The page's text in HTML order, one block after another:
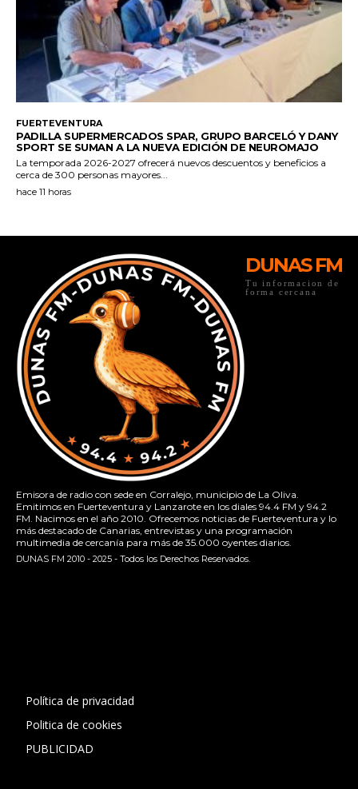
DUNAS FM
Tu informacion de
forma cercana
Emisora de radio con sede en Corralejo, municipio de La Oliva.
Emitimos en Fuerteventura y Lanzarote en los diales 94.4 FM y 94.2
FM. Nacimos en el año 2010. Ofrecemos noticias de Fuerteventura y lo
más destacado de Canarias, entrevistas y una programación
multimedia de cercanía para más de 35.000 oyentes diarios.
DUNAS FM 2010 - 2025 - Todos los Derechos Reservados.
Política de privacidad
Politica de cookies
PUBLICIDAD